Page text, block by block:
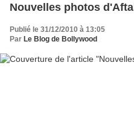
Nouvelles photos
Publié le 31/12/2010 à 13:05
Par Le Blog de Bollywood